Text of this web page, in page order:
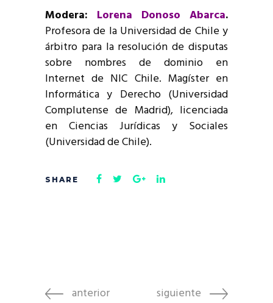
Modera: Lorena Donoso Abarca.
Profesora de la Universidad de Chile y
árbitro para la resolución de disputas
sobre nombres de dominio en
Internet de NIC Chile. Magíster en
Informática y Derecho (Universidad
Complutense de Madrid), licenciada
en Ciencias Jurídicas y Sociales
(Universidad de Chile).
anterior siguiente